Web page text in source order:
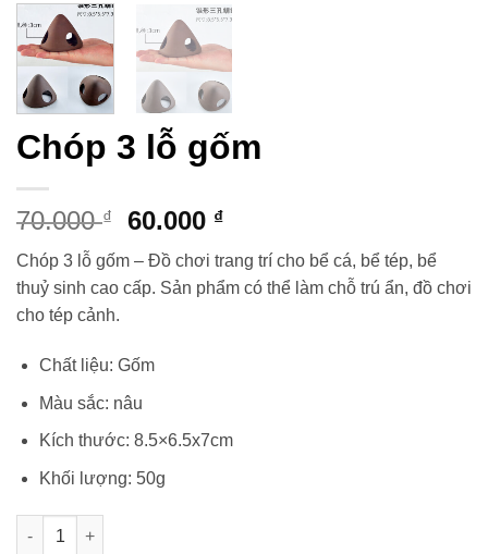
Chóp 3 lỗ gốm
70.000₫
Giá
gốc
là:
70.000 ₫.
60.000 ₫Giá
hiện
tại
là:
Chóp 3 lỗ gốm – Đồ chơi trang trí cho bể cá, bể tép, bể
thuỷ sinh cao cấp. Sản phẩm có thể làm chỗ trú ẩn, đồ chơi
cho tép cảnh.
Chất liệu: Gốm
Màu sắc: nâu
Kích thước: 8.5×6.5x7cm
Khối lượng: 50g
Chóp 3 lỗ gốm số lượng